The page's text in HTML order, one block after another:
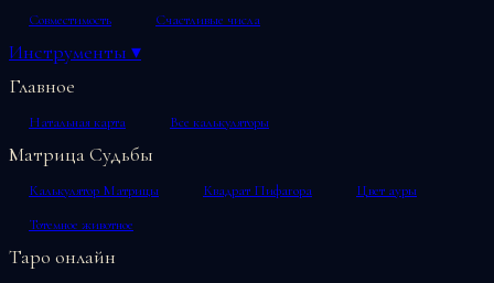
Совместимость
Счастливые числа
Инструменты ▾
Главное
Натальная карта Все калькуляторы
Матрица Судьбы
Калькулятор Матрицы Квадрат Пифагора
Цвет ауры
Тотемное животное
Таро онлайн